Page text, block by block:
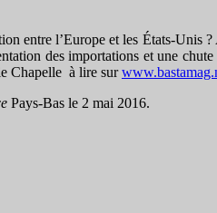
entre l’Europe et les États-Unis
des importations et une
Chapelle à lire sur
Pays-Bas le 2 mai 2016.